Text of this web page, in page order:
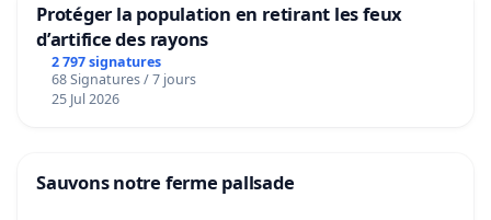
Protéger la population en retirant les feux
d’artifice des rayons
2 797 signatures
68 Signatures / 7 jours
25 Jul 2026
Sauvons notre ferme pallsade